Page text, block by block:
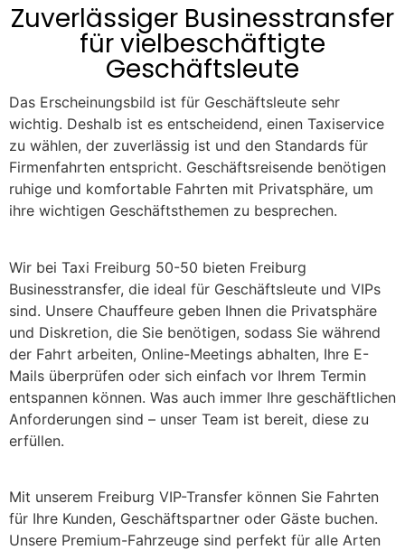
Zuverlässiger Businesstransfer
für vielbeschäftigte
Geschäftsleute
Das Erscheinungsbild ist für Geschäftsleute sehr
wichtig. Deshalb ist es entscheidend, einen Taxiservice
zu wählen, der zuverlässig ist und den Standards für
Firmenfahrten entspricht. Geschäftsreisende benötigen
ruhige und komfortable Fahrten mit Privatsphäre, um
ihre wichtigen Geschäftsthemen zu besprechen.
Wir bei Taxi Freiburg 50-50 bieten Freiburg
Businesstransfer, die ideal für Geschäftsleute und VIPs
sind. Unsere Chauffeure geben Ihnen die Privatsphäre
und Diskretion, die Sie benötigen, sodass Sie während
der Fahrt arbeiten, Online-Meetings abhalten, Ihre E-
Mails überprüfen oder sich einfach vor Ihrem Termin
entspannen können. Was auch immer Ihre geschäftlichen
Anforderungen sind – unser Team ist bereit, diese zu
erfüllen.
Mit unserem Freiburg VIP-Transfer können Sie Fahrten
für Ihre Kunden, Geschäftspartner oder Gäste buchen.
Unsere Premium-Fahrzeuge sind perfekt für alle Arten